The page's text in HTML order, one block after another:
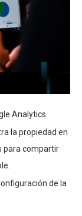
Analytics.
la propiedad en
para compartir
de la